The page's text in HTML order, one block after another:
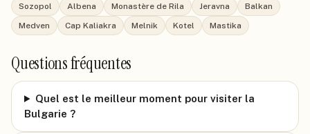
Sozopol
Albena Monastère de Rila Jeravna
Balkan
Medven
Cap Kaliakra Melnik Kotel Mastika
Questions fréquentes
Quel est le meilleur moment pour visiter la
Bulgarie ?